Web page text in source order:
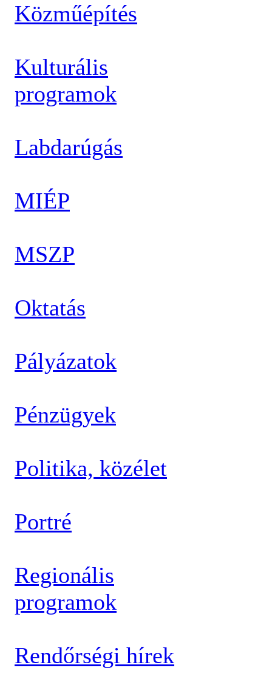
Közműépítés
Kulturális
programok
Labdarúgás
MIÉP
MSZP
Oktatás
Pályázatok
Pénzügyek
Politika, közélet
Portré
Regionális
programok
Rendőrségi hírek